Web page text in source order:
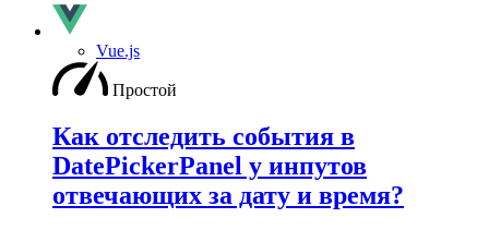
Vue.js
Простой
Как отследить события в
DatePickerPanel у инпутов
отвечающих за дату и время?